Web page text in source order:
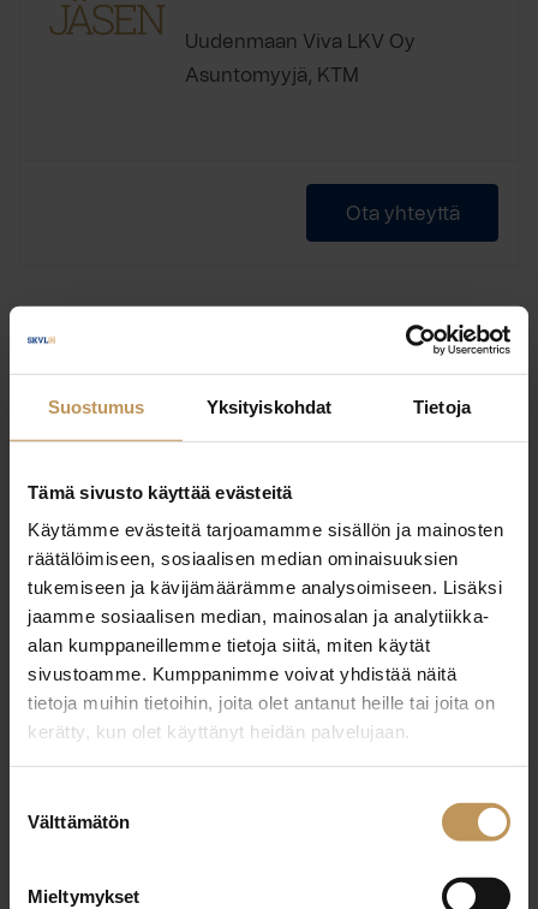
Suostumus Yksityiskohdat Tietoja
Tämä sivusto käyttää evästeitä
Käytämme evästeitä tarjoamamme sisällön ja mainosten
räätälöimiseen, sosiaalisen median ominaisuuksien
tukemiseen ja kävijämäärämme analysoimiseen. Lisäksi
jaamme sosiaalisen median, mainosalan ja analytiikka-
alan kumppaneillemme tietoja siitä, miten käytät
sivustoamme. Kumppanimme voivat yhdistää näitä
tietoja muihin tietoihin, joita olet antanut heille tai joita on
kerätty, kun olet käyttänyt heidän palvelujaan.
valinta
Välttämätön
Mieltymykset
Uudenmaan Viva LKV Oy
Asuntomyyjä, KTM
Ota yhteyttä
Uudenmaan Viva LKV Oy
Ota yhteyttä
Antti Virtanen